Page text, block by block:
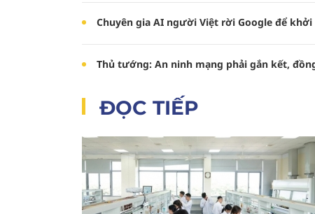
Chuyên gia AI người Việt rời Google để khởi
Thủ tướng: An ninh mạng phải gắn kết,
ĐỌC TIẾP